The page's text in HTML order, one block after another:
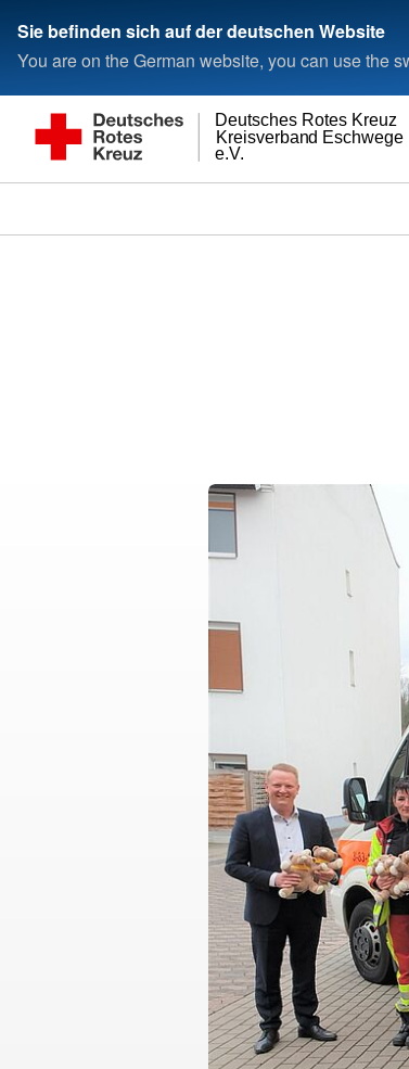
Sie befinden sich auf der deutschen Website
You are on the German website, you can use the
e.V.
Kreisverband Eschwege
Deutsches Rotes Kreuz